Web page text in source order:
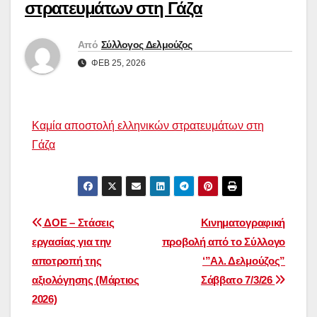
στρατευμάτων στη Γάζα
Από Σύλλογος Δελμούζος
ΦΕΒ 25, 2026
Καμία αποστολή ελληνικών στρατευμάτων στη
Γάζα
Πλοήγηση
άρθρων
Κινηματογραφική
προβολή από το Σύλλογο
‘”Αλ. Δελμούζος”
Σάββατο 7/3/26
ΔΟΕ – Στάσεις
εργασίας για την
αποτροπή της
αξιολόγησης (Μάρτιος
2026)